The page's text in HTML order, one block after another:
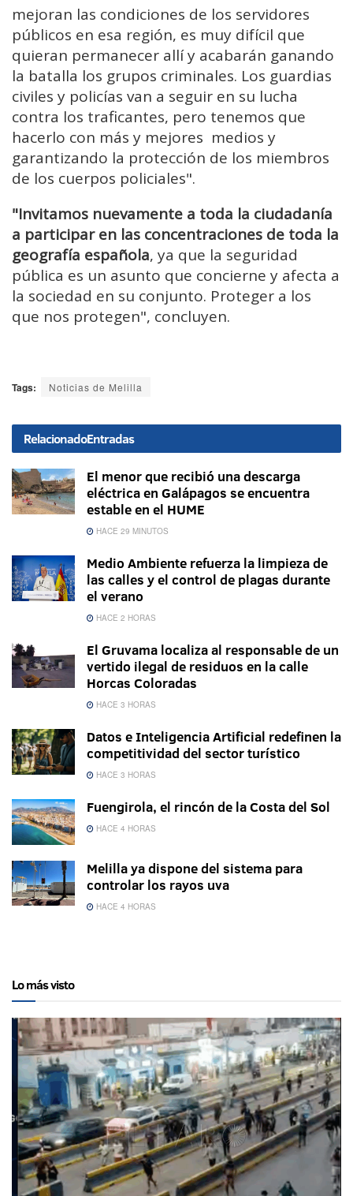
mejoran las condiciones de los servidores
públicos en esa región, es muy difícil que
quieran permanecer allí y acabarán ganando
la batalla los grupos criminales. Los guardias
civiles y policías van a seguir en su lucha
contra los traficantes, pero tenemos que
hacerlo con más y mejores medios y
garantizando la protección de los miembros
de los cuerpos policiales".
"Invitamos nuevamente a toda la ciudadanía
a participar en las concentraciones de toda la
geografía española, ya que la seguridad
pública es un asunto que concierne y afecta a
la sociedad en su conjunto. Proteger a los
que nos protegen", concluyen.
Tags: Noticias de Melilla
RelacionadoEntradas
El menor que recibió una descarga
eléctrica en Galápagos se encuentra
estable en el HUME
HACE 29 MINUTOS
Medio Ambiente refuerza la limpieza de
las calles y el control de plagas durante
el verano
HACE 2 HORAS
El Gruvama localiza al responsable de un
vertido ilegal de residuos en la calle
Horcas Coloradas
HACE 3 HORAS
Datos e Inteligencia Artificial redefinen la
competitividad del sector turístico
HACE 3 HORAS
Fuengirola, el rincón de la Costa del Sol
HACE 4 HORAS
Melilla ya dispone del sistema para
controlar los rayos uva
HACE 4 HORAS
Lo más visto